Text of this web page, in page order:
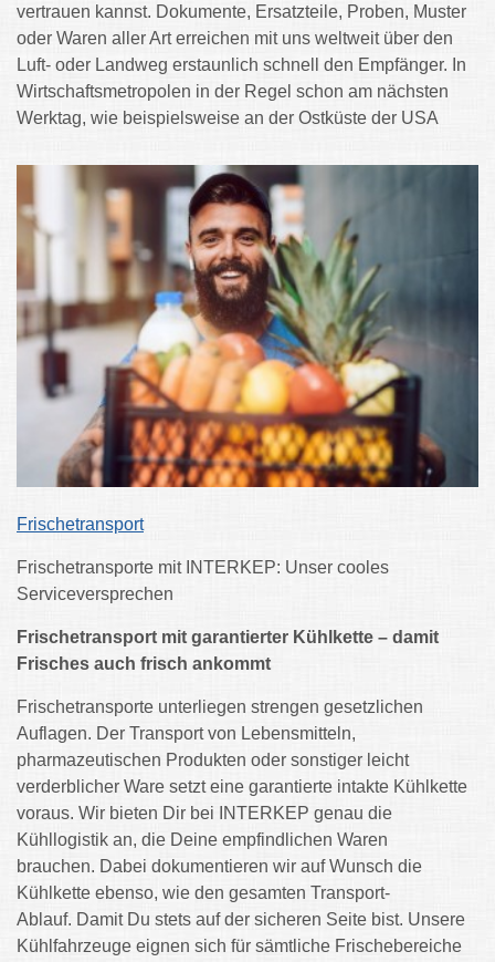
vertrauen kannst. Dokumente, Ersatzteile, Proben, Muster
oder Waren aller Art erreichen mit uns weltweit über den
Luft- oder Landweg erstaunlich schnell den Empfänger. In
Wirtschaftsmetropolen in der Regel schon am nächsten
Werktag, wie beispielsweise an der Ostküste der USA
Frischetransport
Frischetransporte mit INTERKEP: Unser cooles
Serviceversprechen
Frischetransport mit garantierter Kühlkette – damit
Frisches auch frisch ankommt
Frischetransporte unterliegen strengen gesetzlichen
Auflagen. Der Transport von Lebensmitteln,
pharmazeutischen Produkten oder sonstiger leicht
verderblicher Ware setzt eine garantierte intakte Kühlkette
voraus. Wir bieten Dir bei INTERKEP genau die
Kühllogistik an, die Deine empfindlichen Waren
brauchen. Dabei dokumentieren wir auf Wunsch die
Kühlkette ebenso, wie den gesamten Transport-
Ablauf. Damit Du stets auf der sicheren Seite bist. Unsere
Kühlfahrzeuge eignen sich für sämtliche Frischebereiche